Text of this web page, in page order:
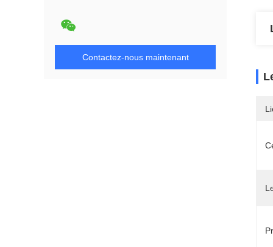
Contactez-nous maintenant